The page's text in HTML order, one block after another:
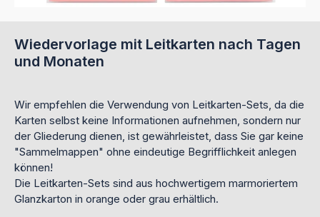
Wiedervorlage mit Leitkarten nach Tagen
und Monaten
Wir empfehlen die Verwendung von Leitkarten-Sets, da die
Karten selbst keine Informationen aufnehmen, sondern nur
der Gliederung dienen, ist gewährleistet, dass Sie gar keine
"Sammelmappen" ohne eindeutige Begrifflichkeit anlegen
können!
Die Leitkarten-Sets sind aus hochwertigem marmoriertem
Glanzkarton in orange oder grau erhältlich.